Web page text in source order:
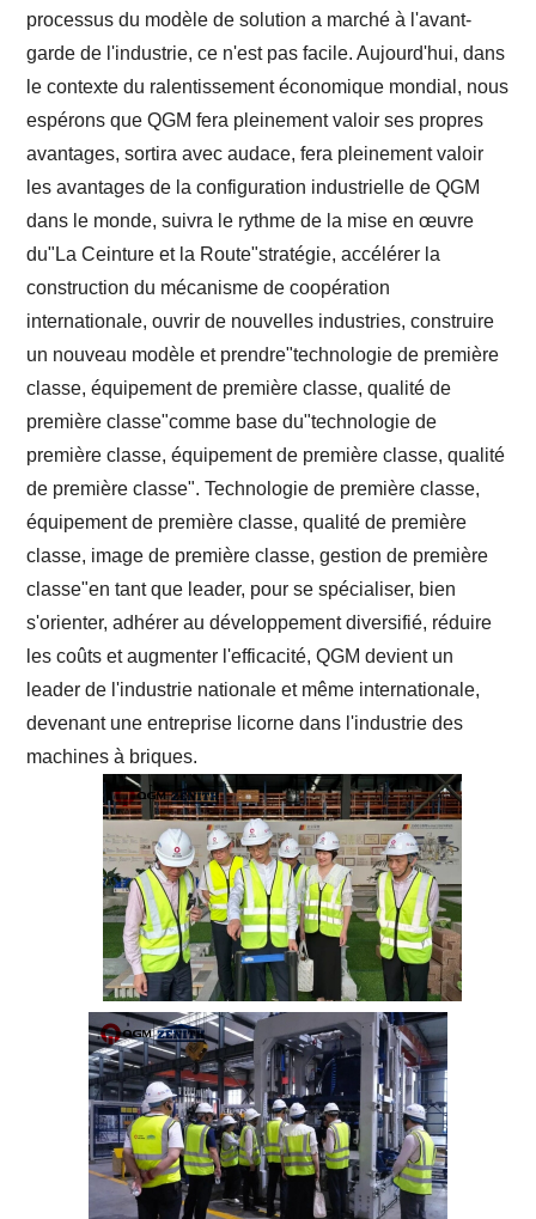
processus du modèle de solution a marché à l'avant-
garde de l'industrie, ce n'est pas facile. Aujourd'hui, dans
le contexte du ralentissement économique mondial, nous
espérons que QGM fera pleinement valoir ses propres
avantages, sortira avec audace, fera pleinement valoir
les avantages de la configuration industrielle de QGM
dans le monde, suivra le rythme de la mise en œuvre
du"La Ceinture et la Route"stratégie, accélérer la
construction du mécanisme de coopération
internationale, ouvrir de nouvelles industries, construire
un nouveau modèle et prendre"technologie de première
classe, équipement de première classe, qualité de
première classe"comme base du"technologie de
première classe, équipement de première classe, qualité
de première classe". Technologie de première classe,
équipement de première classe, qualité de première
classe, image de première classe, gestion de première
classe"en tant que leader, pour se spécialiser, bien
s'orienter, adhérer au développement diversifié, réduire
les coûts et augmenter l'efficacité, QGM devient un
leader de l'industrie nationale et même internationale,
devenant une entreprise licorne dans l'industrie des
machines à briques.